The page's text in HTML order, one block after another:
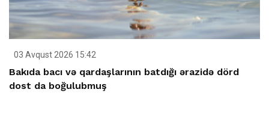
03 Avqust 2026 15:42
Bakıda bacı və qardaşlarının batdığı ərazidə dörd
dost da boğulubmuş